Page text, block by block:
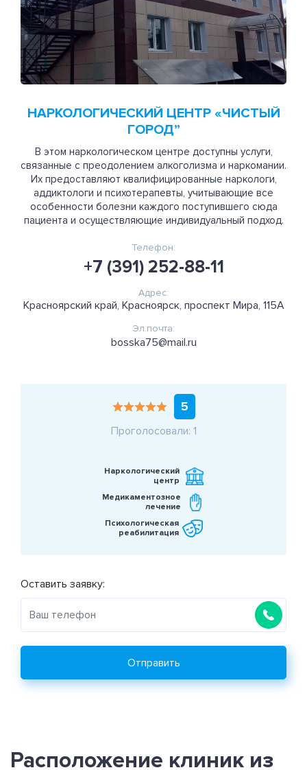
НАРКОЛОГИЧЕСКИЙ ЦЕНТР «ЧИСТЫЙ
ГОРОД”
В этом наркологическом центре доступны услуги,
связанные с преодолением алкоголизма и наркомании.
Их предоставляют квалифицированные наркологи,
аддиктологи и психотерапевты, учитывающие все
особенности болезни каждого поступившего сюда
пациента и осуществляющие индивидуальный подход.
Телефон:
+7 (391) 252-88-11
Адрес:
Красноярский край, Красноярск, проспект Мира, 115А
Эл.почта:
bosska75@mail.ru
5
Проголосовали: 1
Наркологический
центр
Медикаментозное
лечение
Психологическая
реабилитация
Оставить заявку:
Отправить
Расположение клиник из